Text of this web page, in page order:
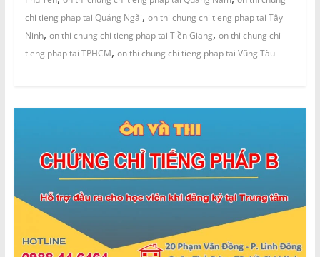
chi tieng phap tai Quảng Ngãi, on thi chung chi tieng phap tai Tây
Ninh, on thi chung chi tieng phap tai Tiền Giang, on thi chung chi
tieng phap tai TPHCM, on thi chung chi tieng phap tai Vũng Tàu